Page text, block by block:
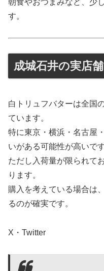
す。
成城石井の実店
白トリュフバターは全国
ています。
特に東京・横浜・名古屋
いがある可能性が高いです
ただし入荷量が限られて
ります。
購入を考えている場合は
るのが確実です。
X・Twitter